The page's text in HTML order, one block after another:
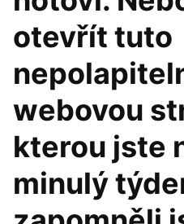
otevřít tuto
webovou
kterou jste
minulý